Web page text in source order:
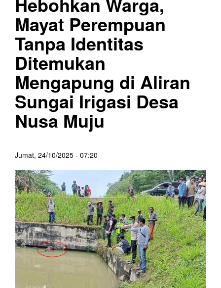
Mayat Perempuan
Tanpa Identitas
Ditemukan
Mengapung di Aliran
Sungai Irigasi Desa
Nusa Muju
Jumat, 24/10/2025 - 07:20